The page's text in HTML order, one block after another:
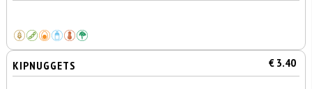
KIPNUGGETS € 3.40